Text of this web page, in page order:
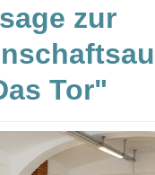
zur
Tor"